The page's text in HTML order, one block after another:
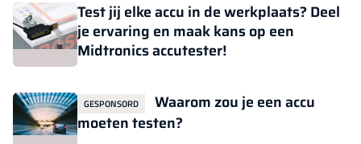
Test jij elke accu in de werkplaats? Deel
je ervaring en maak kans op een
Midtronics accutester!
GESPONSORD
Waarom zou je een accu
moeten testen?